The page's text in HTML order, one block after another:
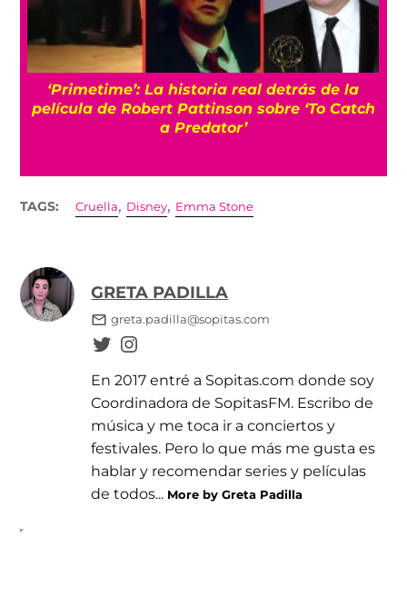
‘Primetime’: La historia real detrás de la
película de Robert Pattinson sobre ‘To Catch
a Predator’
TAGS: Cruella, Disney, Emma Stone
GRETA PADILLA
greta.padilla@sopitas.com
En 2017 entré a Sopitas.com donde soy
Coordinadora de SopitasFM. Escribo de
música y me toca ir a conciertos y
festivales. Pero lo que más me gusta es
hablar y recomendar series y películas
de todos... More by Greta Padilla